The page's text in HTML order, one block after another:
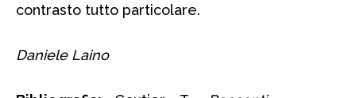
contrasto tutto particolare.
Daniele Laino